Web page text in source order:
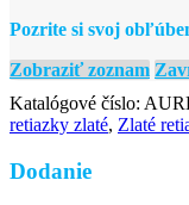
Pozrite si svoj
Zobraziť zoznam
Katalógové číslo:
retiazky zlaté, Zlaté
Dodanie